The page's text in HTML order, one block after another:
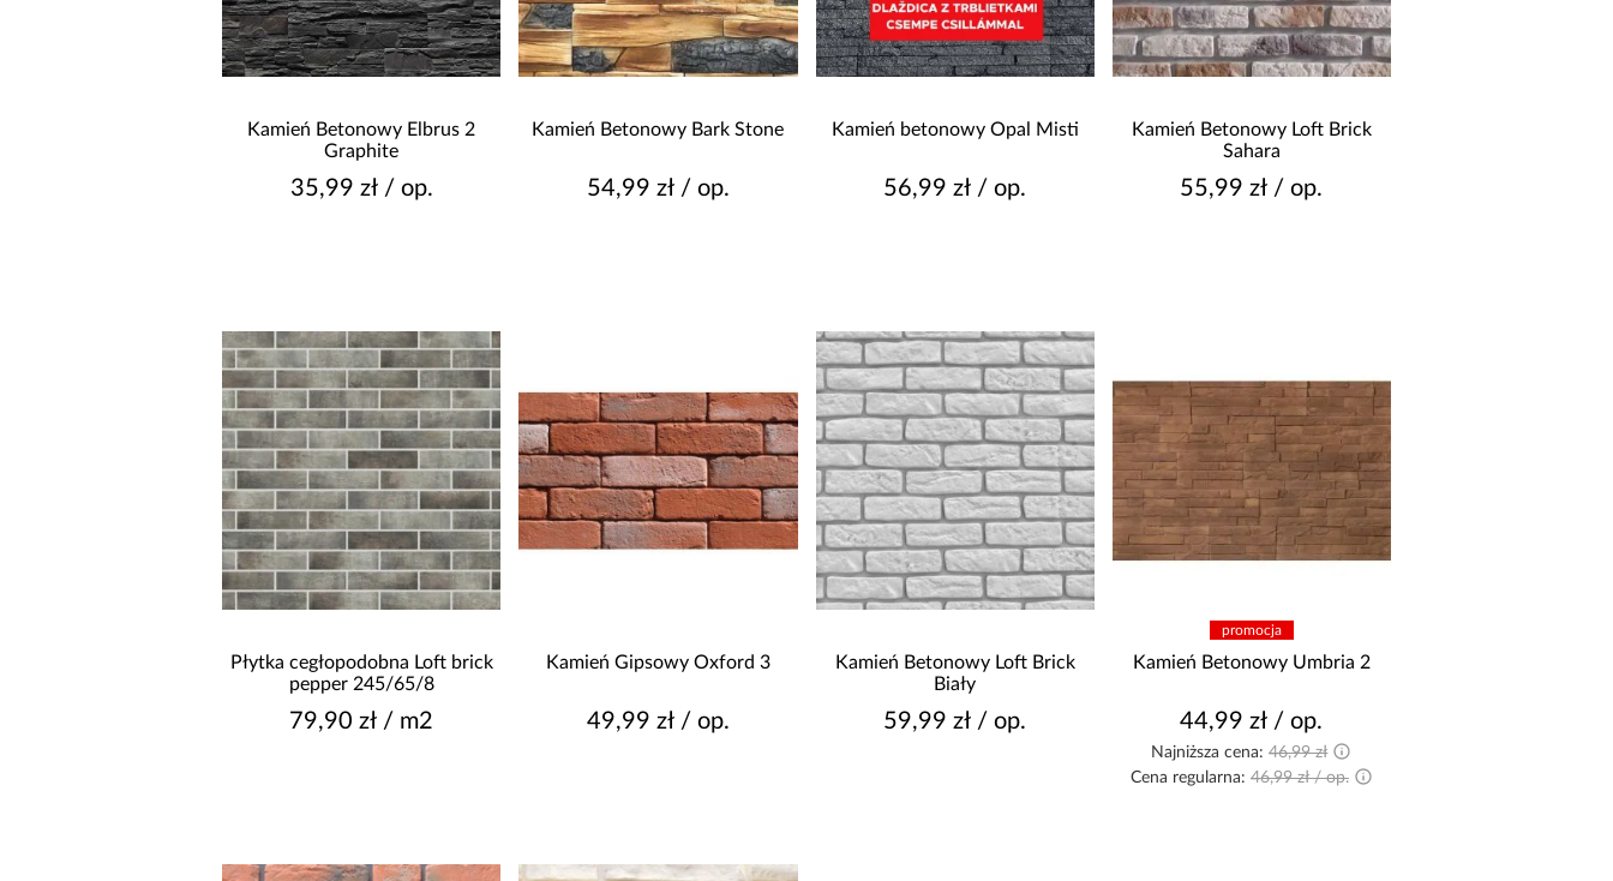
SZEROKOŚĆ [CM]
DŁUGOŚĆ [CM]
GŁĘBOKOŚĆ [CM]
CZAS REALIZACJI OD
CZAS REALIZACJI DO
Tak
KLASA ŚCIERALNOŚCI
beżowy/brązowy
biały
brązowy
ciemny szary
Pokaż więcej
MATERIAŁ WYKONANIA
beton
gips
PRZEZNACZENIE
podłoga i ściana
TYP PŁYTKI
bazowa
narożnik
WZORNICTWO
imitacja kamienia
ZASTOSOWANIE/PRZENACZENIE
do wewnątrz
Kamień Betonowy Elbrus 2
Graphite
35,99 zł / op.
Kamień Betonowy Bark Stone
54,99 zł / op.
Kamień betonowy Opal Misti
56,99 zł / op.
Kamień Betonowy Loft Brick
Sahara
55,99 zł / op.
Płytka cegłopodobna Loft brick
pepper 245/65/8
79,90 zł / m2
Kamień Gipsowy Oxford 3
49,99 zł / op.
Kamień Betonowy Loft Brick
Biały
59,99 zł / op.
promocja
Kamień Betonowy Umbria 2
44,99 zł / op.
Najniższa cena:46,99 zł
Cena regularna: 46,99 zł / op.